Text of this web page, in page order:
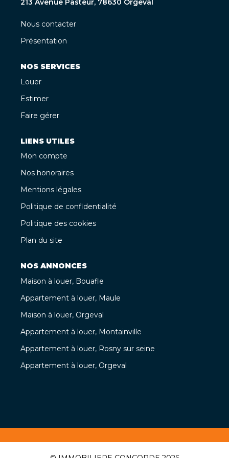
213 Avenue Pasteur, 78630 Orgeval
Nous contacter
Présentation
NOS SERVICES
Louer
Estimer
Faire gérer
LIENS UTILES
Mon compte
Nos honoraires
Mentions légales
Politique de confidentialité
Politique des cookies
Plan du site
NOS ANNONCES
Maison à louer, Bouafle
Appartement à louer, Maule
Maison à louer, Orgeval
Appartement à louer, Montainville
Appartement à louer, Rosny sur seine
Appartement à louer, Orgeval